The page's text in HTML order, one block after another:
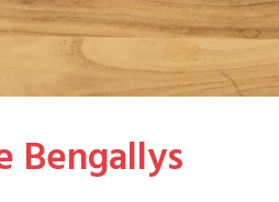
Bengallys